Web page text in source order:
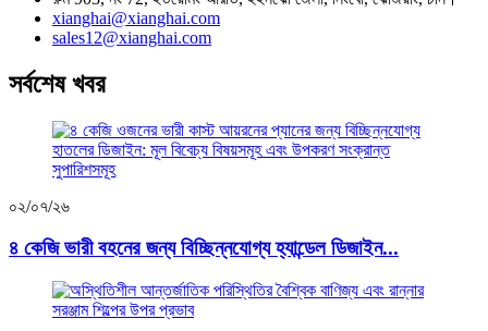
xianghai@xianghai.com
sales12@xianghai.com
সর্বশেষ খবর
০২/০৭/২৬
৪ কেজি ভারী বহনের জন্য বিচ্ছিন্নযোগ্য হ্যান্ডেল ডিজাইন...